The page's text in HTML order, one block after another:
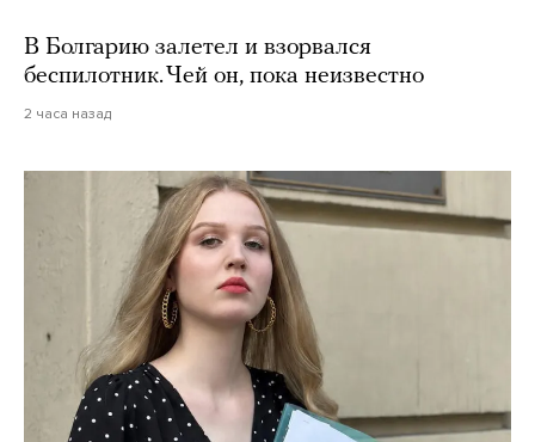
В Болгарию залетел и взорвался
беспилотник. Чей он, пока неизвестно
2 часа назад